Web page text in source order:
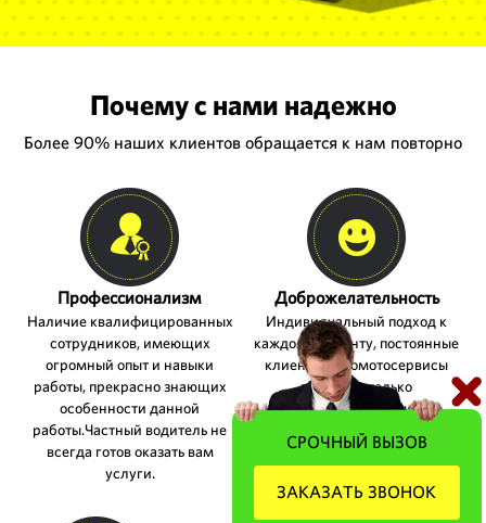
Почему с нами надежно
Более 90% наших клиентов обращается к нам повторно
Профессионализм
Наличие квалифицированных
сотрудников, имеющих
огромный опыт и навыки
работы, прекрасно знающих
особенности данной
работы.Частный водитель не
всегда готов оказать вам
услуги.
Доброжелательность
Индивидуальный подход к
каждому клиенту, постоянные
клиенты, автомотосервисы
получают только
дополнительные скидки.
СРОЧНЫЙ ВЫЗОВ
ЗАКАЗАТЬ ЗВОНОК